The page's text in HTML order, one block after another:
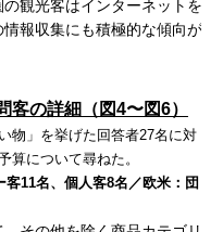
観光客はインターネットを利
報収集にも積極的な傾向があ
の詳細（図4〜図6）
物」を挙げた回答者27名に対
算について尋ねた。
11名、個人客8名／欧米：団